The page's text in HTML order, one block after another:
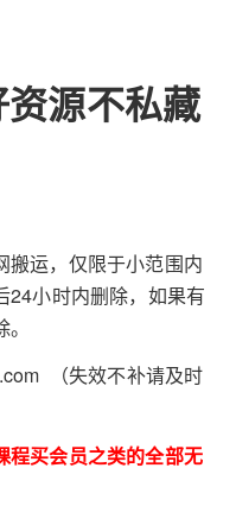
资源不私藏
搬运，仅限于小范围内
24小时内删除，如果有
（失效不补请及时
程买会员之类的全部无